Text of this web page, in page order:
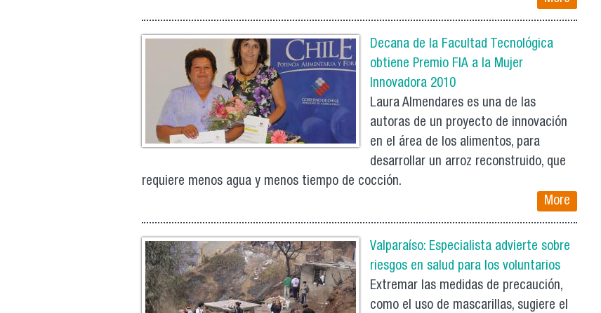
Decana de la Facultad Tecnológica
obtiene Premio FIA a la Mujer
Innovadora 2010
Laura Almendares es una de las
autoras de un proyecto de innovación
en el área de los alimentos, para
desarrollar un arroz reconstruido, que
requiere menos agua y menos tiempo de cocción.
More
Valparaíso: Especialista advierte sobre
riesgos en salud para los voluntarios
Extremar las medidas de precaución,
como el uso de mascarillas, sugiere el